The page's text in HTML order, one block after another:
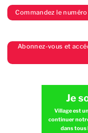
Commandez le
Abonnez-vous et
Je
Village est
continuer
dans tous